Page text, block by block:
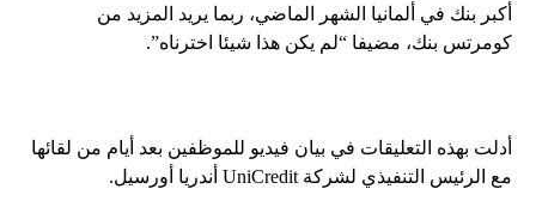
أكبر بنك في ألمانيا الشهر الماضي، ربما يريد المزيد من
كومرتس بنك، مضيفا “لم يكن هذا شيئا اخترناه”.
أدلت بهذه التعليقات في بيان فيديو للموظفين بعد أيام من لقائها
مع الرئيس التنفيذي لشركة UniCredit أندريا أورسيل.